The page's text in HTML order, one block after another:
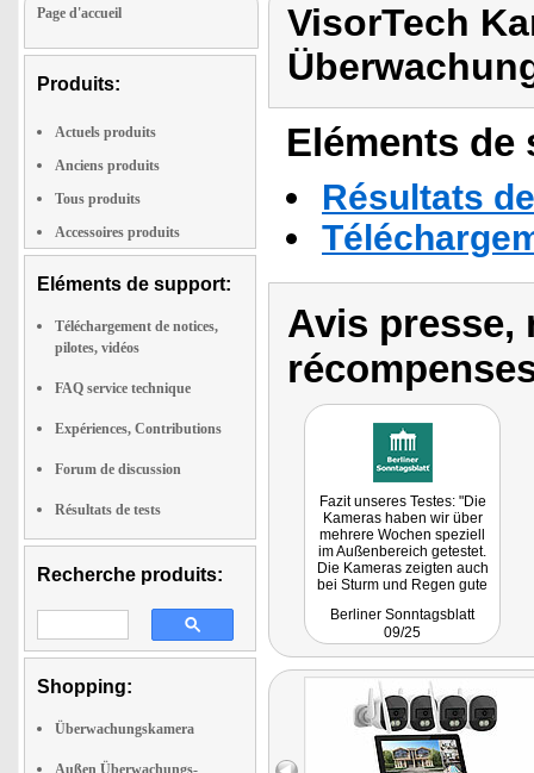
Page d'accueil
Produits:
Actuels produits
Anciens produits
Tous produits
Accessoires produits
Eléments de support:
Téléchargement de notices,
pilotes, vidéos
FAQ service technique
Expériences, Contributions
Forum de discussion
Résultats de tests
Recherche produits:
Shopping:
Überwachungskamera
Außen Überwachungs-
VisorTech
Eléments
Résultats
Avis presse,
Fazit unseres Testes: "Die
Kameras haben wir über
mehrere Wochen speziell
im Außenbereich getestet.
Die Kameras zeigten auch
bei Sturm und Regen gute
kleinste Gartentiere. Das
Ergebnis, kann mit sehr gut
hier stimmen die vom
Hersteller angegeben
Leistungen und auch den
Kaufpreis von 343,99 Euro
kann man als günstig
bezeichnen."
Berliner Sonntagsblatt
09/25